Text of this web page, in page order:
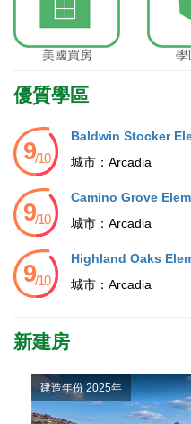
美國買房 學
優質學區
Baldwin Stocker
城市： Arcadia
Camino Grove
城市： Arcadia
Highland Oaks
城市： Arcadia
新建房
建造年份 2025年